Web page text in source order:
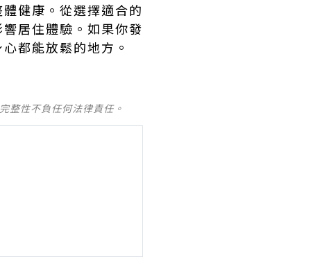
健康。從選擇適合的
居住體驗。如果你發
都能放鬆的地方。
整性不負任何法律責任。